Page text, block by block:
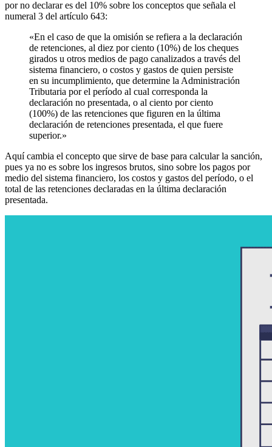
por no declarar es del 10% sobre los conceptos que señala el
numeral 3 del artículo 643:
«En el caso de que la omisión se refiera a la declaración
de retenciones, al diez por ciento (10%) de los cheques
girados u otros medios de pago canalizados a través del
sistema financiero, o costos y gastos de quien persiste
en su incumplimiento, que determine la Administración
Tributaria por el período al cual corresponda la
declaración no presentada, o al ciento por ciento
(100%) de las retenciones que figuren en la última
declaración de retenciones presentada, el que fuere
superior.»
Aquí cambia el concepto que sirve de base para calcular la sanción,
pues ya no es sobre los ingresos brutos, sino sobre los pagos por
medio del sistema financiero, los costos y gastos del período, o el
total de las retenciones declaradas en la última declaración
presentada.